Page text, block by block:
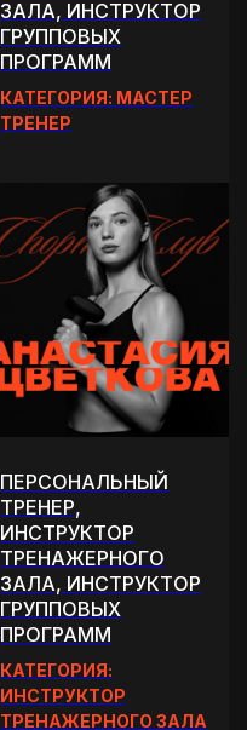
ЗАЛА, ИНСТРУКТОР
ГРУППОВЫХ
ПРОГРАММ
КАТЕГОРИЯ: МАСТЕР
ТРЕНЕР
ПЕРСОНАЛЬНЫЙ
ТРЕНЕР,
ИНСТРУКТОР
ТРЕНАЖЕРНОГО
ЗАЛА, ИНСТРУКТОР
ГРУППОВЫХ
ПРОГРАММ
КАТЕГОРИЯ:
ИНСТРУКТОР
ТРЕНАЖЕРНОГО ЗАЛА